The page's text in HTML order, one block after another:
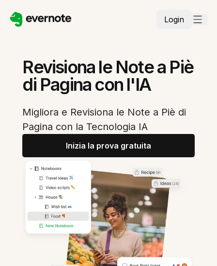
Login
Revisiona le Note a Piè
di Pagina con l'IA
Migliora e Revisiona le Note a Piè di
Pagina con la Tecnologia IA
Inizia la prova gratuita